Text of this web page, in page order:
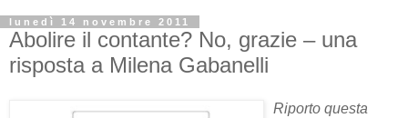
lunedì 14 novembre 2011
Abolire il contante? No, grazie – una
risposta a Milena Gabanelli
Riporto questa